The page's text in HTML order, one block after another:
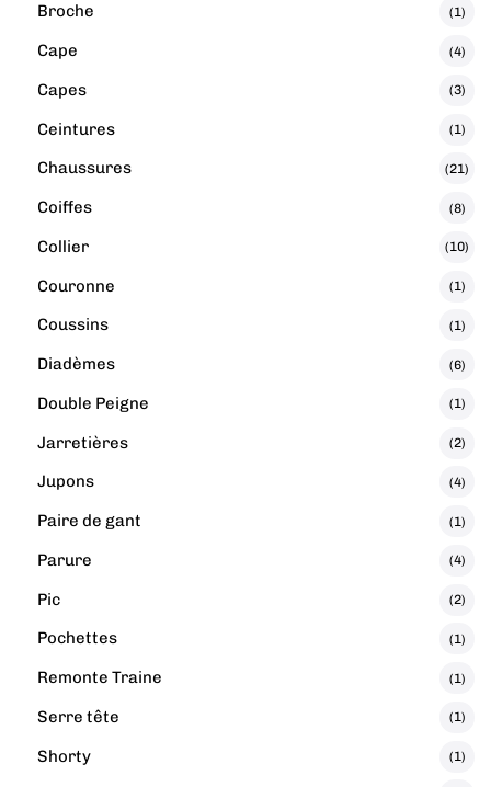
Broche (1)
Cape (4)
Capes (3)
Ceintures (1)
Chaussures (21)
Coiffes (8)
Collier (10)
Couronne (1)
Coussins (1)
Diadèmes (6)
Double Peigne (1)
Jarretières (2)
Jupons (4)
Paire de gant (1)
Parure (4)
Pic (2)
Pochettes (1)
Remonte Traine (1)
Serre tête (1)
Shorty (1)